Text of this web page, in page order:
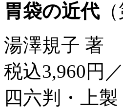
胃袋の近代（
湯澤規子 著
税込3,960円
四六判・上製